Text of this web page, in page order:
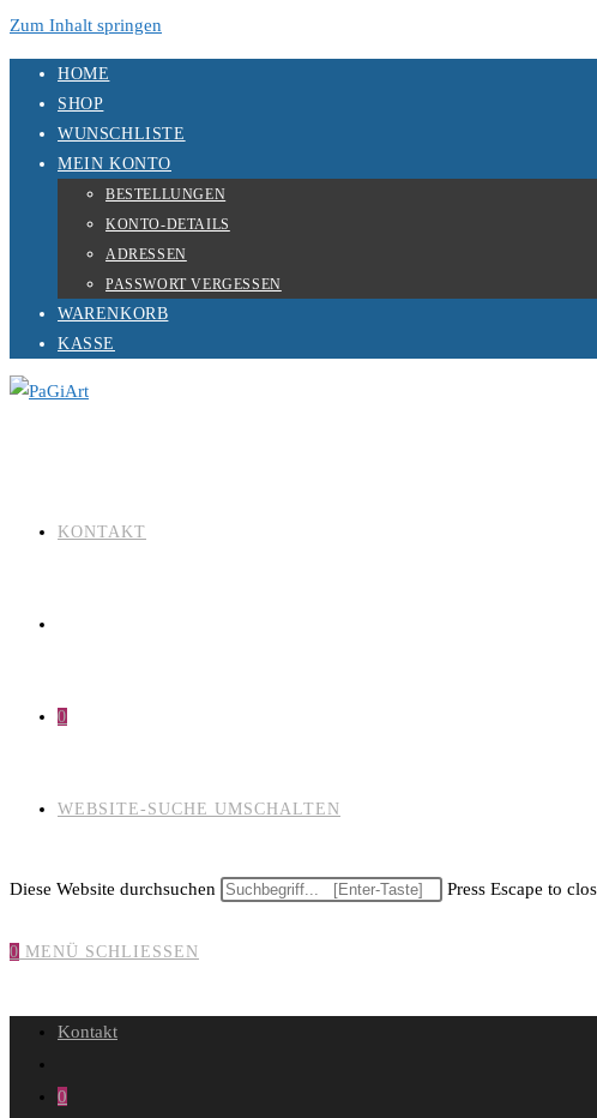
Zum Inhalt springen
HOME
SHOP
WUNSCHLISTE
MEIN KONTO
BESTELLUNGEN
KONTO-DETAILS
ADRESSEN
PASSWORT VERGESSEN
WARENKORB
KASSE
KONTAKT
0
WEBSITE-SUCHE UMSCHALTEN
Diese Website durchsuchen Press Escape to
0 MENÜ SCHLIESSEN
Kontakt
0